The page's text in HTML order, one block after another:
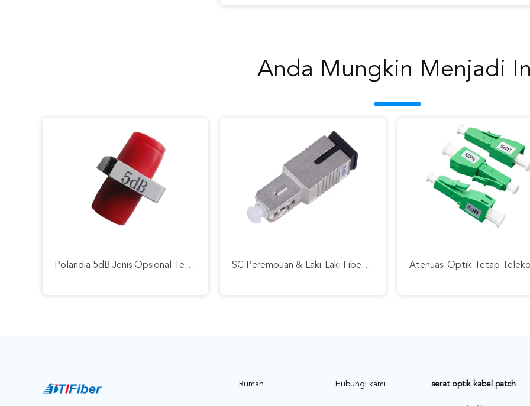
Anda Mungkin Menjadi
Atenuasi Optik Tetap Telekomunikasi FC UPC Single Mode Fiber Optic Attenuator Stabilitas Baik Attenuator Serat Optik Singlemode Simplex SC SC Tetap 1db / 5dB Singlemode Fixed Optical Attenuator Simplex LC Male To LC Female 5dB Lan Application
Rumah Hubungi kami serat optik kabel patch